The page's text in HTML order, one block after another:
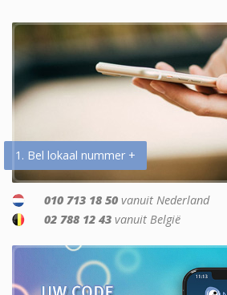
1. Bel lokaal nummer +
010 713 18 50 vanuit Nederland
02 788 12 43 vanuit België